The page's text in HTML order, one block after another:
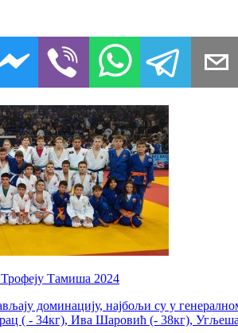
Тамиша 2024
доминацију, најбољи су у
( - 34кг), Ива Шаровић (- 38кг),